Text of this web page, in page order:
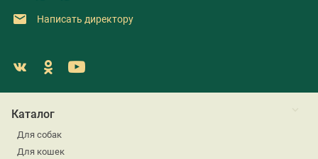
Написать директору
Каталог
Для собак
Для кошек